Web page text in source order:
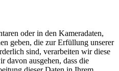
oder in den Kameradaten,
geben, die zur Erfüllung unserer
sind, verarbeiten wir diese
davon ausgehen, dass die